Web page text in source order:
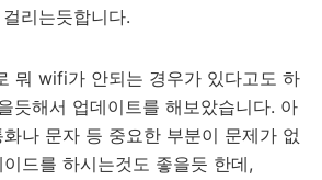
리는듯합니다.
뭐 wifi가 안되는 경우가 있다고도 하
듯해서 업데이트를 해보았습니다. 아
나 문자 등 중요한 부분이 문제가 없
드를 하시는것도 좋을듯 한데,